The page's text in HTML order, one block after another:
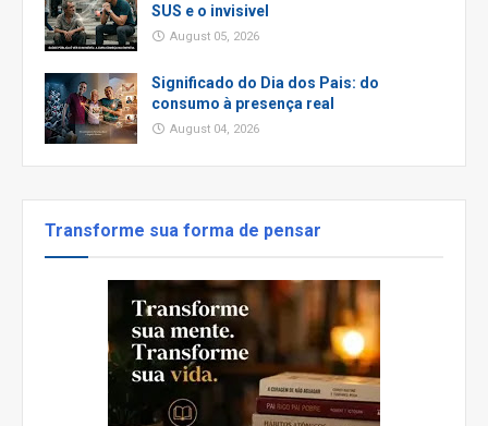
SUS e o invisivel
August 05, 2026
Significado do Dia dos Pais: do
consumo à presença real
August 04, 2026
Transforme sua forma de pensar